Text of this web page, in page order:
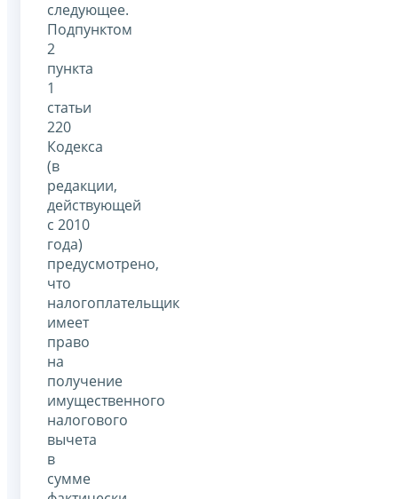
следующее.
Подпунктом
2
пункта
1
статьи
220
Кодекса
(в
редакции,
действующей
с 2010
года)
предусмотрено,
что
налогоплательщик
имеет
право
на
получение
имущественного
налогового
вычета
в
сумме